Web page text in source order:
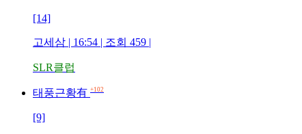
[14]
고세삼 | 16:54 | 조회 459 |
SLR클럽
태풍근황有 +102
[9]